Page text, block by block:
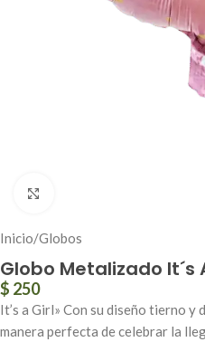
Inicio/Globos
Globo Metalizado It´s
$ 250
It’s a Girl» Con su diseño tierno y
manera perfecta de celebrar la